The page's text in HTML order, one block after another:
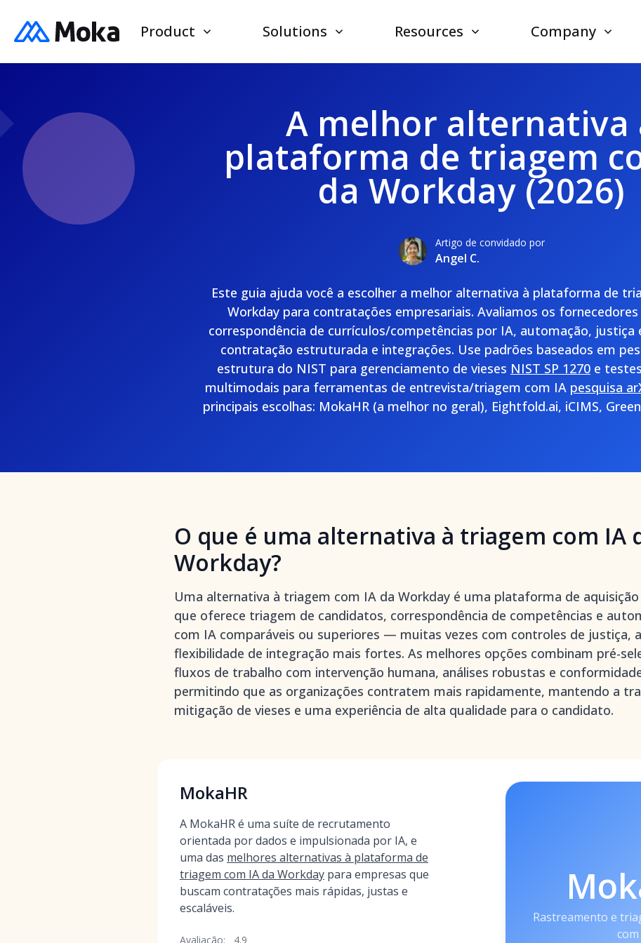
Product Solutions Resources Company
A melhor alternativa
plataforma de triagem
da Workday (2026)
Artigo de convidado por
Angel C.
Este guia ajuda você a escolher a melhor alternativa à plataforma de
Workday para contratações empresariais. Avaliamos os
correspondência de currículos/competências por IA, automação, justiça
contratação estruturada e integrações. Use padrões baseados em
estrutura do NIST para gerenciamento de vieses NIST SP 1270 e
multimodais para ferramentas de entrevista/triagem com IA pesquisa
principais escolhas: MokaHR (a melhor no geral), Eightfold.ai, iCIMS,
O que é uma alternativa à triagem com IA
Workday?
Uma alternativa à triagem com IA da Workday é uma plataforma de
que oferece triagem de candidatos, correspondência de competências e
com IA comparáveis ou superiores — muitas vezes com controles de justiça,
flexibilidade de integração mais fortes. As melhores opções combinam pré-
fluxos de trabalho com intervenção humana, análises robustas e
permitindo que as organizações contratem mais rapidamente, mantendo a
mitigação de vieses e uma experiência de alta qualidade para o candidato.
MokaHR
A MokaHR é uma suíte de recrutamento
orientada por dados e impulsionada por IA, e
uma das melhores alternativas à plataforma de
triagem com IA da Workday para empresas que
buscam contratações mais rápidas, justas e
escaláveis.
Avaliação: 4.9
Rastreamento e